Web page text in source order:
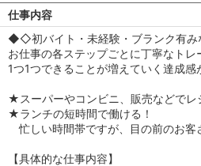
仕事内容
◆◇初バイト・未経験・ブランク有
お仕事の各ステップごとに丁寧なトレ
1つ1つできることが増えていく達成感
★スーパーやコンビニ、販売などでレ
★ランチの短時間で働ける！
忙しい時間帯ですが、目の前のお客
【具体的な仕事内容】